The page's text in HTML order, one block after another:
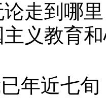
走到哪
义教育
年近七